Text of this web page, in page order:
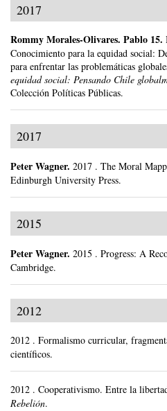
2017
Rommy Morales-Olivares. Pablo 15.
Conocimiento para la equidad social:
para enfrentar las problemáticas
equidad social: Pensando Chile
Colección Políticas Públicas.
2017
Peter Wagner. 2017 . The Moral
Edinburgh University Press.
2015
Peter Wagner. 2015 . Progress: A
Cambridge.
2012
2012 . Formalismo curricular,
científicos.
2012 . Cooperativismo. Entre la
Rebelión.